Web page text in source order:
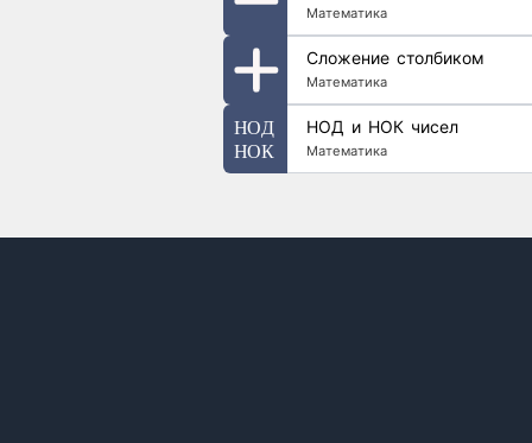
Математика
Сложение столбиком
Математика
НОД и НОК чисел
Математика